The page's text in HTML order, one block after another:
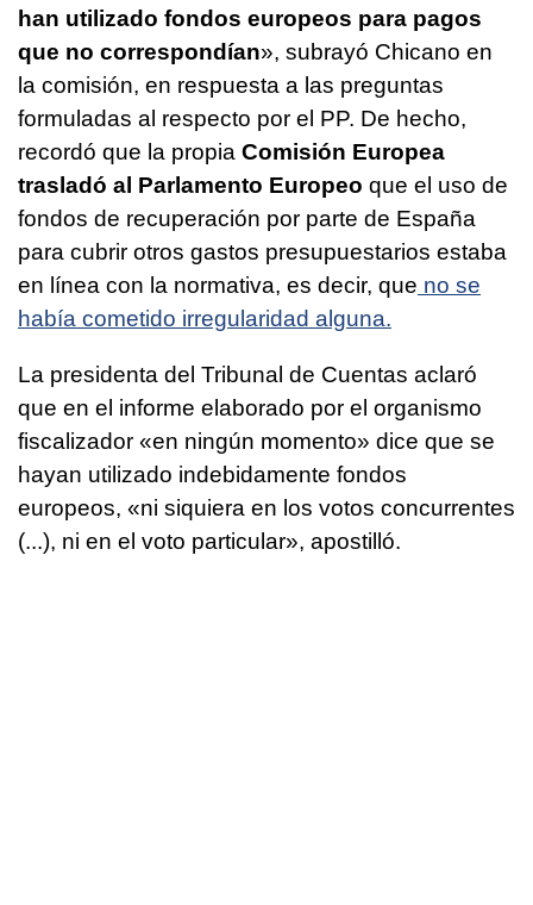
han utilizado fondos europeos para pagos
que no correspondían», subrayó Chicano en
la comisión, en respuesta a las preguntas
formuladas al respecto por el PP. De hecho,
recordó que la propia Comisión Europea
trasladó al Parlamento Europeo que el uso de
fondos de recuperación por parte de España
para cubrir otros gastos presupuestarios estaba
en línea con la normativa, es decir, que no se
había cometido irregularidad alguna.
La presidenta del Tribunal de Cuentas aclaró
que en el informe elaborado por el organismo
fiscalizador «en ningún momento» dice que se
hayan utilizado indebidamente fondos
europeos, «ni siquiera en los votos concurrentes
(...), ni en el voto particular», apostilló.